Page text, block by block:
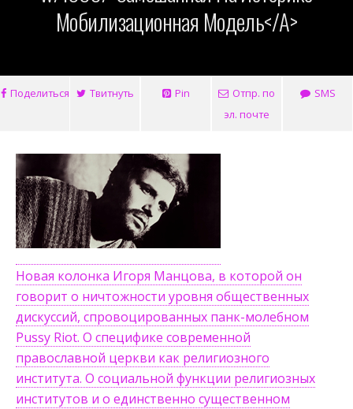
Мобилизационная Модель</a>
Поделиться Твитнуть Pin
Отпр. по
эл. почте
SMS
Новая колонка Игоря Манцова, в которой он
говорит о ничтожности уровня общественных
дискуссий, спровоцированных панк-молебном
Pussy Riot. О специфике современной
православной церкви как религиозного
института. О социальной функции религиозных
институтов и о единственно существенном